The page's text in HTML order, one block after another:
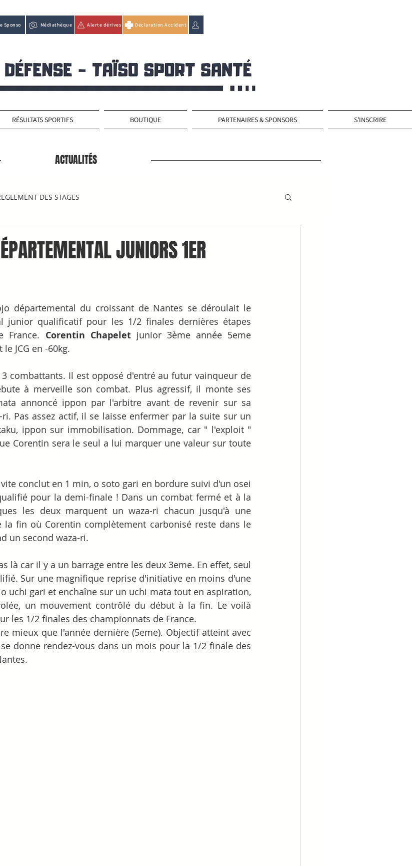
Sponso Médiathèque Alerte dérives Déclaration Accident
RÉSULTATS SPORTIFS BOUTIQUE PARTENAIRES & SPONSORS S'INSCRIRE
ACTUALITÉS
DES STAGES
JUNIORS 1ER
départemental du croissant de Nantes se déroulait le
junior qualificatif pour les 1/2 finales dernières étapes
France. Corentin Chapelet junior 3ème année 5eme
JCG en -60kg.
combattants. Il est opposé d'entré au futur vainqueur de
à merveille son combat. Plus agressif, il monte ses
annoncé ippon par l'arbitre avant de revenir sur sa
Pas assez actif, il se laisse enfermer par la suite sur un
ippon sur immobilisation. Dommage, car " l'exploit "
Corentin sera le seul a lui marquer une valeur sur toute
conclut en 1 min, o soto gari en bordure suivi d'un osei
pour la demi-finale ! Dans un combat fermé et à la
les deux marquent un waza-ri chacun jusqu'à une
la fin où Corentin complètement carbonisé reste dans le
un second waza-ri.
là car il y a un barrage entre les deux 3eme. En effet, seul
Sur une magnifique reprise d'initiative en moins d'une
uchi gari et enchaîne sur un uchi mata tout en aspiration,
un mouvement contrôlé du début à la fin. Le voilà
les 1/2 finales des championnats de France.
mieux que l'année dernière (5eme). Objectif atteint avec
donne rendez-vous dans un mois pour la 1/2 finale des